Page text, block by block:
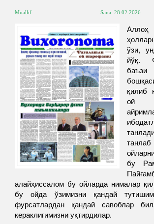
Muallif: . . Sana:28.02.2026
ўзи,
йўқ.
қилиб
ой
бу
алайҳиссалом бу ойларда нималар
бу ойда ўзимизни қандай
фурсатлардан қандай савоблар
кераклигимизни уқтирдилар.